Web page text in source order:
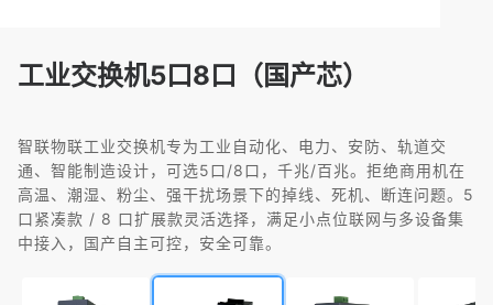
工业交换机5口8口（国产芯）
智联物联工业交换机专为工业自动化、电力、安防、轨道交
通、智能制造设计，可选5口/8口，千兆/百兆。拒绝商用机在
高温、潮湿、粉尘、强干扰场景下的掉线、死机、断连问题。5
口紧凑款 / 8 口扩展款灵活选择，满足小点位联网与多设备集
中接入，国产自主可控，安全可靠。